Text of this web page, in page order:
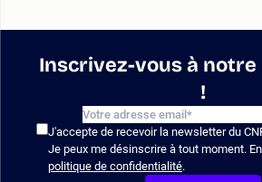
Inscrivez-vous à
!
J'accepte de recevoir la newsletter du
Je peux me désinscrire à tout moment.
politique de confidentialité.